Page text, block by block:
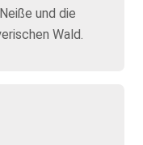
und die
Wald.